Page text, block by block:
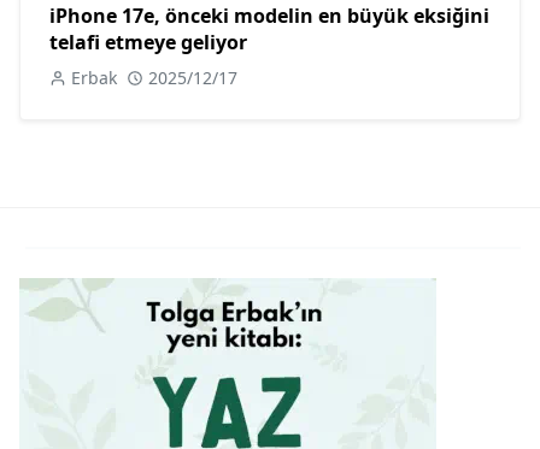
iPhone 17e, önceki modelin en büyük eksiğini
telafi etmeye geliyor
Erbak 2025/12/17